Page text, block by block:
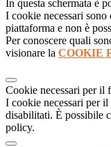
In questa schermata è
I cookie necessari
piattaforma e non è
Per conoscere quali
visionare la COOKIE
Cookie necessari per il
I cookie necessari per
disabilitati. È possibile
policy.